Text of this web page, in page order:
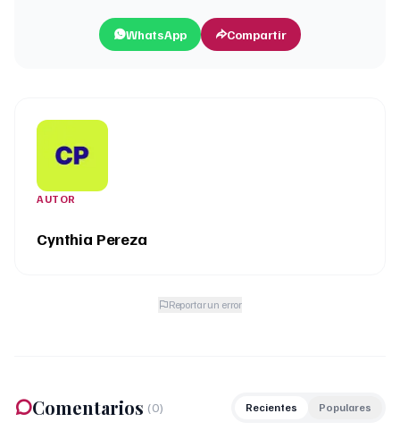
WhatsApp Compartir
AUTOR
Cynthia Pereza
Reportar un error
Comentarios (0) Recientes Populares